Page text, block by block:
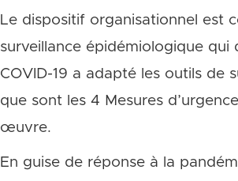
Le dispositif organisationnel est
surveillance épidémiologique qui
COVID-19 a adapté les outils de
que sont les 4 Mesures
œuvre.
En guise de réponse à la